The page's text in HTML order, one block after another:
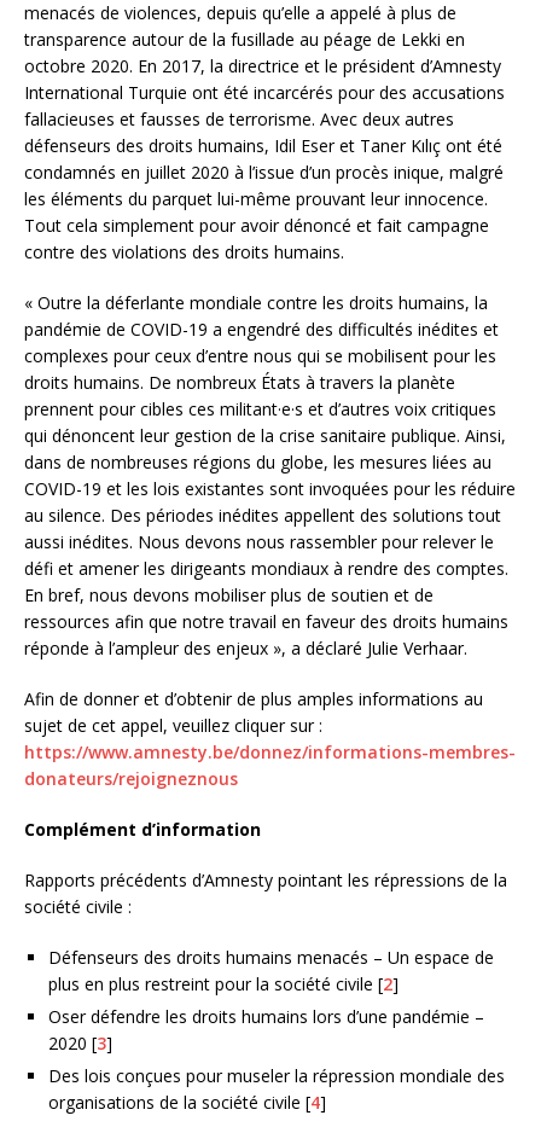
menacés de violences, depuis qu’elle a appelé à plus de
transparence autour de la fusillade au péage de Lekki en
octobre 2020. En 2017, la directrice et le président d’Amnesty
International Turquie ont été incarcérés pour des accusations
fallacieuses et fausses de terrorisme. Avec deux autres
défenseurs des droits humains, Idil Eser et Taner Kılıç ont été
condamnés en juillet 2020 à l’issue d’un procès inique, malgré
les éléments du parquet lui-même prouvant leur innocence.
Tout cela simplement pour avoir dénoncé et fait campagne
contre des violations des droits humains.
« Outre la déferlante mondiale contre les droits humains, la
pandémie de COVID-19 a engendré des difficultés inédites et
complexes pour ceux d’entre nous qui se mobilisent pour les
droits humains. De nombreux États à travers la planète
prennent pour cibles ces militant·e·s et d’autres voix critiques
qui dénoncent leur gestion de la crise sanitaire publique. Ainsi,
dans de nombreuses régions du globe, les mesures liées au
COVID-19 et les lois existantes sont invoquées pour les réduire
au silence. Des périodes inédites appellent des solutions tout
aussi inédites. Nous devons nous rassembler pour relever le
défi et amener les dirigeants mondiaux à rendre des comptes.
En bref, nous devons mobiliser plus de soutien et de
ressources afin que notre travail en faveur des droits humains
réponde à l’ampleur des enjeux », a déclaré Julie Verhaar.
Afin de donner et d’obtenir de plus amples informations au
sujet de cet appel, veuillez cliquer sur :
https://www.amnesty.be/donnez/informations-membres-
donateurs/rejoigneznous
Complément d’information
Rapports précédents d’Amnesty pointant les répressions de la
société civile :
Défenseurs des droits humains menacés – Un espace de
plus en plus restreint pour la société civile [2]
Oser défendre les droits humains lors d’une pandémie –
2020 [3]
Des lois conçues pour museler la répression mondiale des
organisations de la société civile [4]